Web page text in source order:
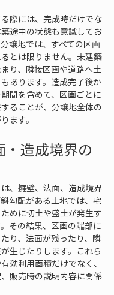
際には、完成時だけでな
途中の状態も意識してお
譲地では、すべての区画
とは限りません。未建築
り、隣接区画や道路へ土
あります。造成完了後か
間を含めて、区画ごとに
ることが、分譲地全体の
ます。
造成境界の
、擁壁、法面、造成境界
勾配がある土地では、宅
めに切土や盛土が発生す
その結果、区画の端部に
り、法面が残ったり、隣
生じたりします。これら
効利用面積だけでなく、
販売時の説明内容に関係